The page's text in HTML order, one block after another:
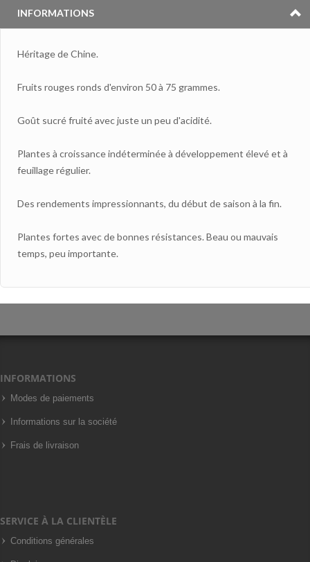
INFORMATIONS
Héritage de Chine.
Fruits rouges ronds d'environ 50 à 75 grammes.
Goût sucré fruité avec juste un peu d'acidité.
Plantes à croissance indéterminée à développement élevé et à
feuillage régulier.
Des rendements impressionnants, du début de saison à la fin.
Plantes fortes avec de bonnes résistances. Beau ou mauvais
temps, peu importante.
INFORMATIONS
Modes de paiements
Informations sur la société
Frais de livraison
SERVICE À LA CLIENTÈLE
Conditions générales